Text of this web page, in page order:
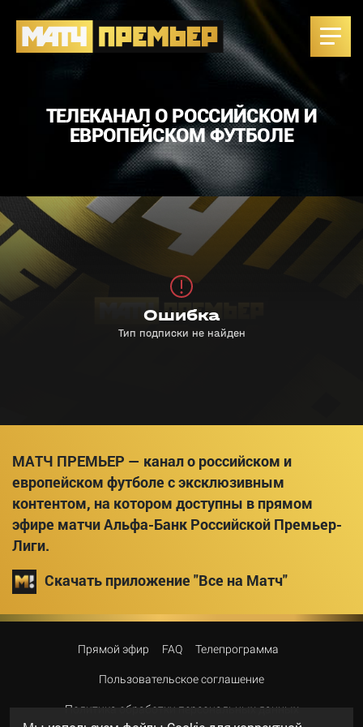
ТЕЛЕКАНАЛ О РОССИЙСКОМ И
ЕВРОПЕЙСКОМ ФУТБОЛЕ
МАТЧ ПРЕМЬЕР — канал о российском и
европейском футболе с эксклюзивным
контентом, на котором доступны в прямом
эфире матчи Альфа-Банк Российской Премьер-
Лиги.
Скачать приложение "Все на Матч"
Прямой эфир FAQ Телепрограмма
Пользовательское соглашение
Политика обработки персональных данных